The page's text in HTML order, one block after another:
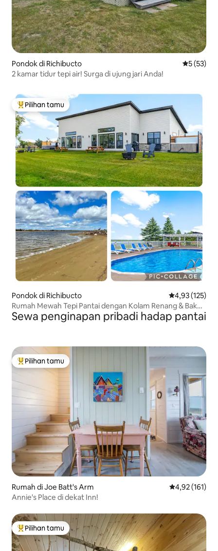
Pondok di Richibucto Nilai rata-
5 (53)
2 kamar tidur tepi air! Surga di ujung jari Anda!
Pilihan tamu terpopuler
Pilihan tamu
Pondok di Richibucto Nilai rata-rata
4,93 (125)
Rumah Mewah Tepi Pantai dengan Kolam Renang & Bak
Mandi Air Panas 97
Sewa penginapan pribadi hadap pantai
Pilihan tamu terpopuler
Pilihan tamu
Rumah di Joe Batt's Arm Nilai rata-rata
4,92 (161)
Annie's Place di dekat Inn!
Pilihan tamu terpopuler
Pilihan tamu